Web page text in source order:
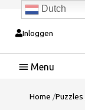
Inloggen
Hoofdmenu
Home /Puzzles
Dutch